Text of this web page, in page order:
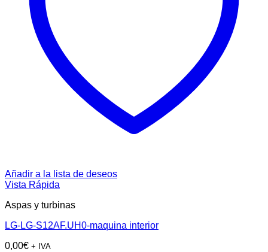
Añadir a la lista de deseos
Vista Rápida
Aspas y turbinas
LG-LG-S12AF.UH0-maquina interior
0,00€ + IVA